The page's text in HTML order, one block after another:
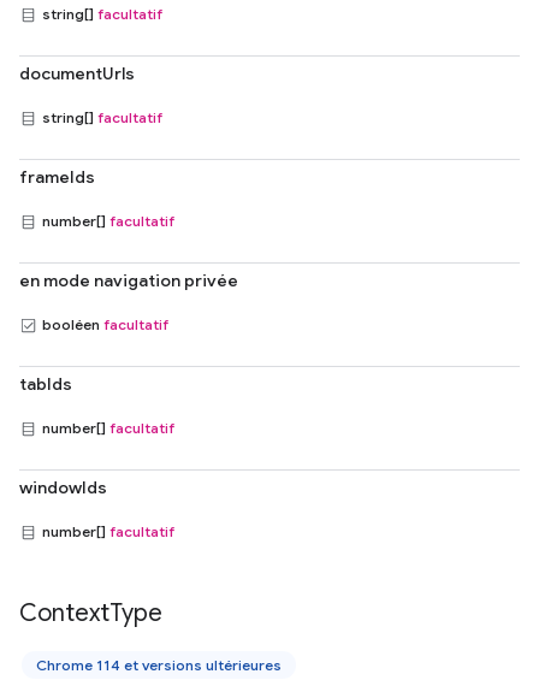
string[] facultatif
documentUrls
string[] facultatif
frameIds
number[] facultatif
en mode navigation privée
booléen facultatif
tabIds
number[] facultatif
windowIds
number[] facultatif
ContextType
Chrome 114 et versions ultérieures